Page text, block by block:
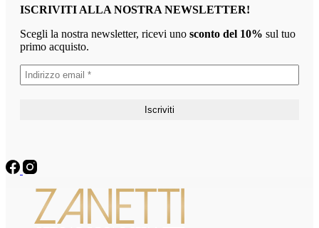
ISCRIVITI ALLA NOSTRA NEWSLETTER!
Scegli la nostra newsletter, ricevi uno sconto del 10% sul tuo
primo acquisto.